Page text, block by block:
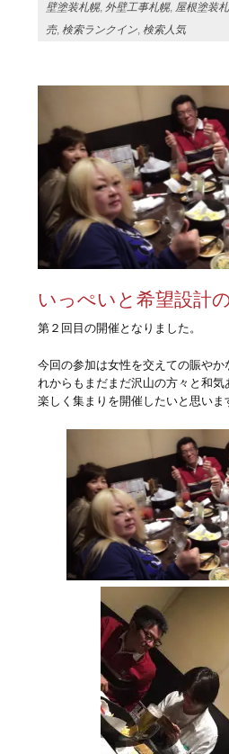
壁塗装札幌, 外壁工事札幌, 屋根塗装
売,検索ランクイン,検索人気
いっぺいと希望設計
第２回目の開催となりました。
今回の参加は女性を交えての賑やか
れからもまだまだ沢山の方々と和気
楽しく集まりを開催したいと思いま